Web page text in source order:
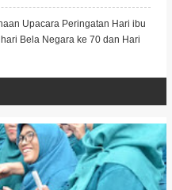
Upacara Peringatan Hari ibu
Bela Negara ke 70 dan Hari